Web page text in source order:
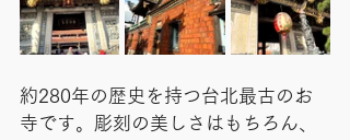
約280年の歴史を持つ台北最古のお
寺です。彫刻の美しさはもちろん、